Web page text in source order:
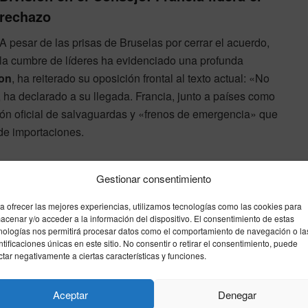
Gestionar consentimiento
ofrecer las mejores experiencias, utilizamos tecnologías como las cookies para
y/o acceder a la información del dispositivo. El consentimiento de estas
nos permitirá procesar datos como el comportamiento de navegación o
únicas en este sitio. No consentir o retirar el consentimiento, puede
negativamente a ciertas características y funciones.
Aceptar Denegar
rechazo
A pesar de las prisas de Bruselas por cerrar el acuerdo,
la cumbre de líderes ha evidenciado una profunda
, ha reiterado su oposición frontal al texto actual: «No
declarado a su llegada. Francia, junto a países como
oficial de salvaguardas y «frenos de emergencia» que
importaciones.
se ha reunido con representantes del sector
explotaciones familiares y jóvenes agricultores,
No obstante, el compromiso de la alemana
semana mantiene la alerta máxima en las carreteras
Macron Mercosur Protestas tractores
upa